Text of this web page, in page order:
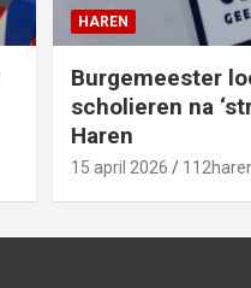
HAREN
Burgemeester
scholieren na
Haren
15 april 2026